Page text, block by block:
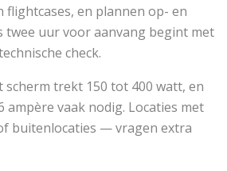
en plannen op- en
twee uur voor aanvang begint met
check.
trekt 150 tot 400 watt, en
vaak nodig. Locaties met
buitenlocaties — vragen extra